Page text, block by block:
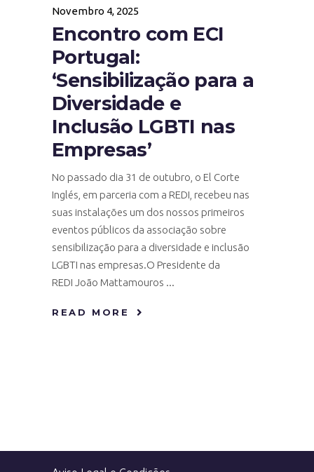
Novembro 4, 2025
Encontro com ECI
Portugal:
‘Sensibilização para a
Diversidade e
Inclusão LGBTI nas
Empresas’
No passado dia 31 de outubro, o El Corte
Inglés, em parceria com a REDI, recebeu nas
suas instalações um dos nossos primeiros
eventos públicos da associação sobre
sensibilização para a diversidade e inclusão
LGBTI nas empresas.O Presidente da
REDI João Mattamouros
READ MORE